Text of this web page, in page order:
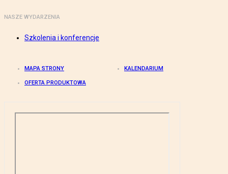
NASZE WYDARZENIA
Szkolenia i konferencje
MAPA STRONY KALENDARIUM
OFERTA PRODUKTOWA